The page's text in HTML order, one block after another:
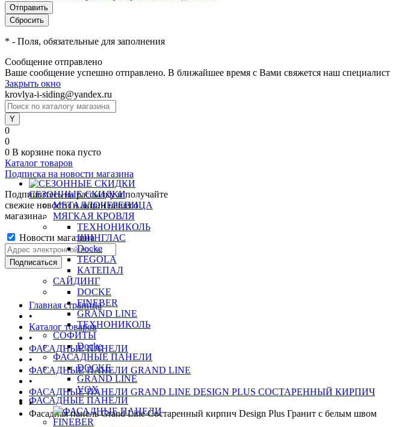
* - Поля, обязательные для заполнения
Сообщение отправлено
Ваше сообщение успешно отправлено. В ближайшее время с Вами свяжется наш специалист
Закрыть окно
krovlya-i-siding@yandex.ru
0
0
0 В корзине пока пусто
Каталог товаров
СЕЗОННЫЕ СКИДКИ
МЕТАЛЛОЧЕРЕПИЦА
МЯГКАЯ КРОВЛЯ
ТЕХНОНИКОЛЬ
ШИНГЛАС
Docke
TEGOLA
КАТЕПАЛ
САЙДИНГ
DOCKE
FINEBER
GRAND LINE
ТЕХНОНИКОЛЬ
СОФИТЫ
Docke
ФАСАДНЫЕ ПАНЕЛИ
DOCKE
GRAND LINE
VOX
ФАСАДНЫЕ ПАНЕЛИ
Подписка на новости магазина
Подпишитесь на рассылку и получайте
свежие новости и акции нашего
магазина.
Новости магазина
Главная страница
•
Каталог товаров
•
ФАСАДНЫЕ ПАНЕЛИ
•
ФАСАДНЫЕ ПАНЕЛИ GRAND LINE
•
ФАСАДНЫЕ ПАНЕЛИ GRAND LINE DESIGN PLUS СОСТАРЕННЫЙ КИРПИЧ
•
Фасадная панель Grand Line Состаренный кирпич Design Plus Гранит с белым швом